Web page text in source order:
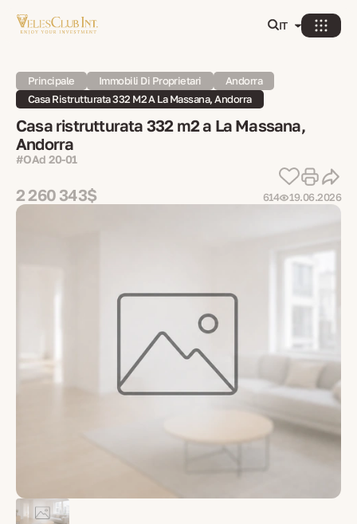
IT
Principale Immobili Di Proprietari
Andorra
Casa Ristrutturata 332 M2 A La Massana, Andorra
Casa ristrutturata 332 m2 a La Massana,
Andorra
#OAd 20-01
2 260 343$ 614 19.06.2026